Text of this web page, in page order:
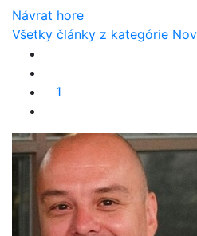
Návrat hore
Všetky články z kategórie
1